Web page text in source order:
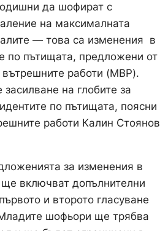
да шофират с
на максималната
— това са изменения в
по пътищата, предложени от
вътрешните работи (МВР).
на глобите за
по пътищата, поясни
работи Калин Стоянов
за изменения в
ще включват допълнителни
и второто гласуване
шофьори ще трябва